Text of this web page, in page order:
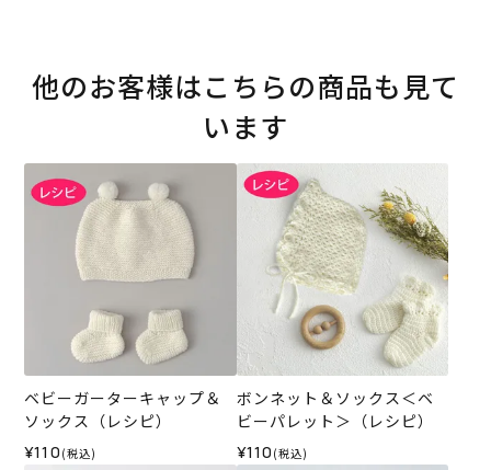
他のお客様はこちらの商品も見て
います
ベビーガーターキャップ＆
ソックス（レシピ）
¥110 (税込)
ボンネット＆ソックス＜ベ
ビーパレット＞（レシピ）
¥110 (税込)